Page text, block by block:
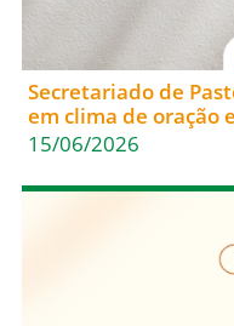
Secretariado de
em clima de oração
15/06/2026